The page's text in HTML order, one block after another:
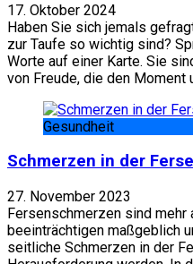
17. Oktober 2024
Haben Sie sich jemals
zur Taufe so wichtig sind?
Worte auf einer Karte. Sie
von Freude, die den Moment
Gesundheit
Schmerzen in der
27. November 2023
Fersenschmerzen sind
beeinträchtigen maßgeblich
seitliche Schmerzen in der